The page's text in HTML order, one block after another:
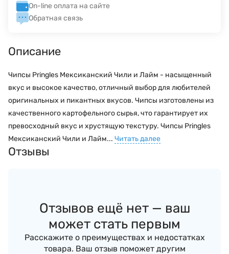
On-line оплата на сайте
Обратная связь
Описание
Чипсы Pringles Мексиканский Чили и Лайм - насыщенный
вкус и высокое качество, отличный выбор для любителей
оригинальных и пикантных вкусов. Чипсы изготовлены из
качественного картофельного сырья, что гарантирует их
превосходный вкус и хрустящую текстуру. Чипсы Pringles
Мексиканский Чили и Лайм... Читать далее
Отзывы
Отзывов ещё нет — ваш
может стать первым
Расскажите о преимуществах и недостатках
товара. Ваш отзыв поможет другим